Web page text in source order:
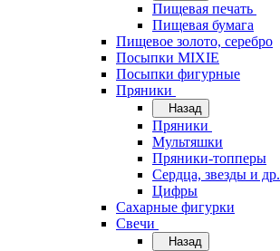
Пищевая печать
Пищевая бумага
Пищевое золото, серебро
Посыпки MIXIE
Посыпки фигурные
Пряники
Назад
Пряники
Мультяшки
Пряники-топперы
Сердца, звезды и др.
Цифры
Сахарные фигурки
Свечи
Назад